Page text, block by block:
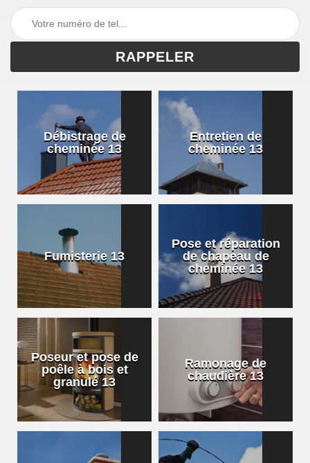
Débistrage de
cheminée 13
Entretien de
cheminée 13
Fumisterie 13
Pose et réparation
de chapeau de
cheminée 13
Poseur et pose de
poêle à bois et
granulé 13
Ramonage de
chaudière 13